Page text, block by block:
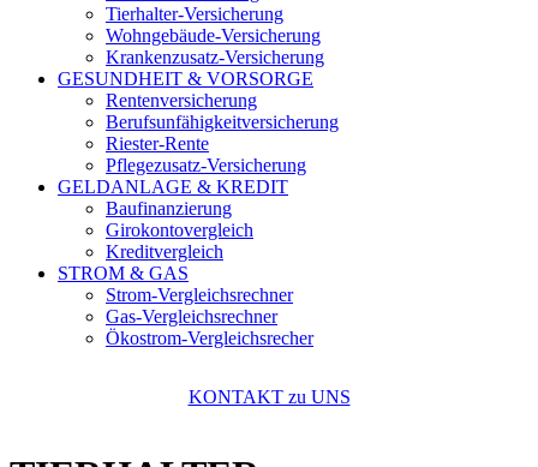
Tierhalter-Versicherung
Wohngebäude-Versicherung
Krankenzusatz-Versicherung
GESUNDHEIT & VORSORGE
Rentenversicherung
Berufsunfähigkeitversicherung
Riester-Rente
Pflegezusatz-Versicherung
GELDANLAGE & KREDIT
Baufinanzierung
Girokontovergleich
Kreditvergleich
STROM & GAS
Strom-Vergleichsrechner
Gas-Vergleichsrechner
Ökostrom-Vergleichsrecher
KONTAKT zu UNS